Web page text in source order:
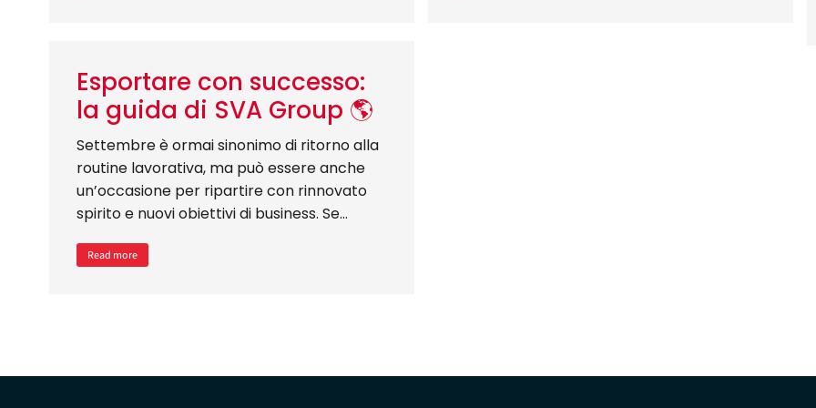
Esportare con successo:
la guida di SVA Group 🌎
Settembre è ormai sinonimo di ritorno alla
routine lavorativa, ma può essere anche
un’occasione per ripartire con rinnovato
spirito e nuovi obiettivi di business. Se…
Read more